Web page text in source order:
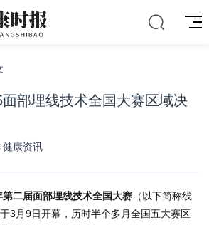
部埋线技术全国大赛区域决
健康资讯
二届面部埋线技术全国大赛 （以下简称线
3月9日开幕，历时半个多月全国五大赛区